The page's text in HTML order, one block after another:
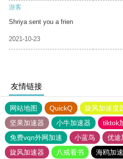
游客
Shriya sent you a frien
2021-10-23
友情链接
网站地图 QuickQ 旋风加速度
坚果加速器
小牛加速器 tiktok
免费vqn外网加速
小蓝鸟 优途
旋风加速器
八戒看书 海鸥加